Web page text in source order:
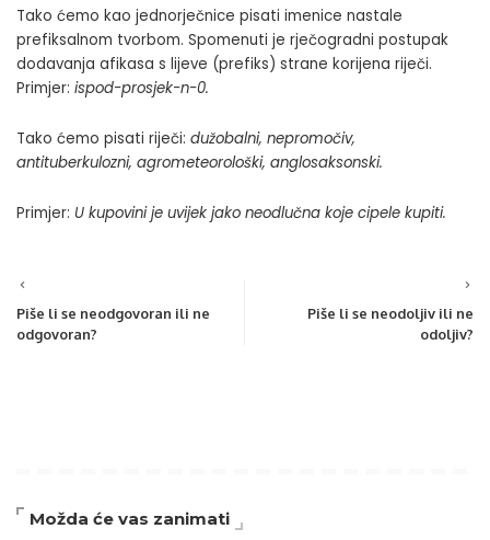
Tako ćemo kao jednorječnice pisati imenice nastale
prefiksalnom tvorbom. Spomenuti je rječogradni postupak
dodavanja afikasa s lijeve (prefiks) strane korijena riječi.
Primjer: ispod-prosjek-n-0.
Tako ćemo pisati riječi: dužobalni, nepromočiv,
antituberkulozni, agrometeorološki, anglosaksonski.
Primjer: U kupovini je uvijek jako neodlučna koje cipele kupiti.
Piše li se neodgovoran ili ne
odgovoran?
Piše li se neodoljiv ili ne
odoljiv?
Možda će vas zanimati